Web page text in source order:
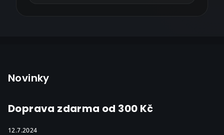
Novinky
Doprava zdarma od 300 Kč
12.7.2024